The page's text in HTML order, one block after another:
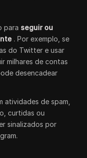
para seguir ou
. Por exemplo, se
do Twitter e usar
milhares de contas
desencadear
atividades de spam,
curtidas ou
sinalizados por